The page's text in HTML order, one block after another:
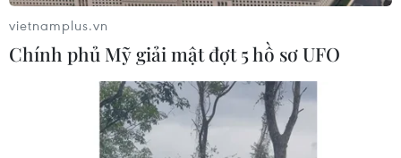
15/03/2020 13:42
Sau hai lượt trận đầu tiên, giải vô địch bóng đá quốc
gia V-League 2020 sẽ tạm hoãn cho đến hết tháng Ba
do lo ngại dịch COVID-19 đang bùng phát.
vietnamplus.vn
Chính phủ Mỹ giải mật đợt 5 hồ sơ UFO